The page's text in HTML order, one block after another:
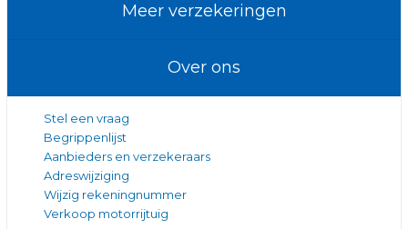
Meer verzekeringen
Over ons
Stel een vraag
Begrippenlijst
Aanbieders en verzekeraars
Adreswijziging
Wijzig rekeningnummer
Verkoop motorrijtuig